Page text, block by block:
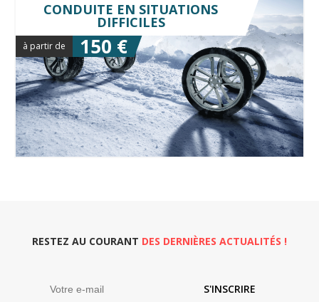
CONDUITE EN SITUATIONS
DIFFICILES
à partir de 150 €
RESTEZ AU COURANT DES DERNIÈRES ACTUALITÉS !
S'INSCRIRE